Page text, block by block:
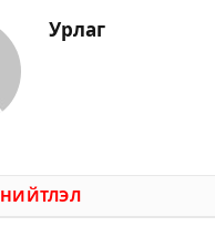
Урлаг
НИЙТЛЭЛ